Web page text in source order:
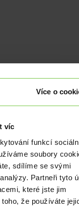
Více o
víc
funkcí
soubory
sdílíme se svými
Partneři tyto
které jste jim
že používáte